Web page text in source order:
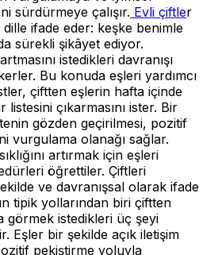
sürdürmeye çalışır. Evli çiftler
ifade eder: keşke benimle
sürekli şikâyet ediyor.
istedikleri davranışı
Bu konuda eşleri yardımcı
çiftten eşlerin hafta içinde
listesini çıkarmasını ister. Bir
gözden geçirilmesi, pozitif
vurgulama olanağı sağlar.
artırmak için eşleri
öğrettiler. Çiftleri
ve davranışsal olarak ifade
tipik yollarından biri çiftten
görmek istedikleri üç şeyi
Eşler bir şekilde açık iletişim
pekiştirme yoluyla